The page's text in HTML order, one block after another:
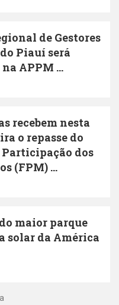
de Gestores
Piauí será
APPM ...
recebem nesta
o repasse do
Participação dos
(FPM) ...
maior parque
solar da América